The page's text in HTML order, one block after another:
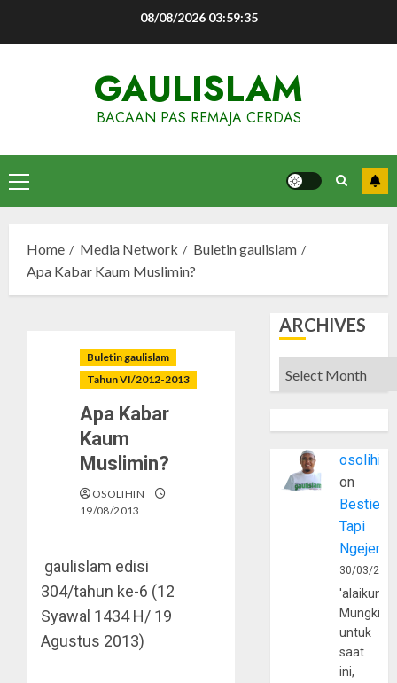
08/08/2026 03:59:36
GAULISLAM
BACAAN PAS REMAJA CERDAS
Primary
Menu
Home Media Network
Buletin gaulislam
Apa Kabar Kaum Muslimin?
Buletin gaulislam
Tahun VI/2012-2013
Apa Kabar
Kaum
Muslimin?
OSOLIHIN
19/08/2013
gaulislam edisi
304/tahun ke-6 (12
Syawal 1434 H/ 19
Agustus 2013)
ARCHIVES
Archives
osolihin
on
Bestie
Tapi
30/03/
Mungkin
untuk
saat
ini,